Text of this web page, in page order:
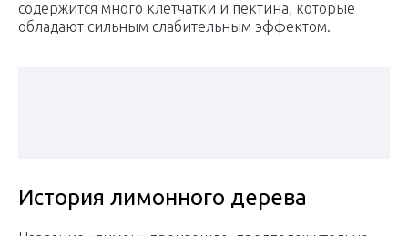
содержится много клетчатки и пектина, которые
обладают сильным слабительным эффектом.
История лимонного дерева